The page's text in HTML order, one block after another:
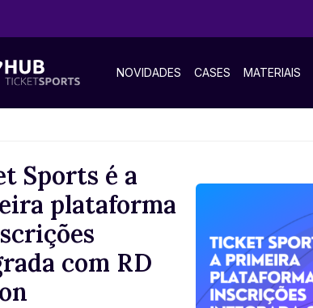
NOVIDADES CASES MATERIAIS
Sports é a
plataforma
com RD